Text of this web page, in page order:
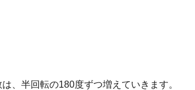
、半回転の180度ずつ増えていきます。